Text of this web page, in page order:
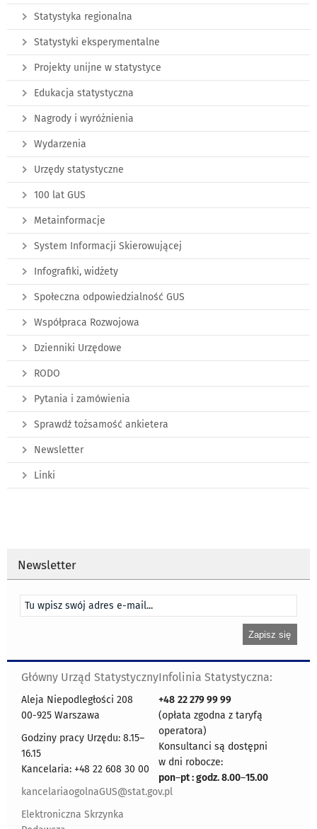
Statystyka regionalna
Statystyki eksperymentalne
Projekty unijne w statystyce
Edukacja statystyczna
Nagrody i wyróżnienia
Wydarzenia
Urzędy statystyczne
100 lat GUS
Metainformacje
System Informacji Skierowującej
Infografiki, widżety
Społeczna odpowiedzialność GUS
Współpraca Rozwojowa
Dzienniki Urzędowe
RODO
Pytania i zamówienia
Sprawdź tożsamość ankietera
Newsletter
Linki
Newsletter
Główny Urząd Statystyczny
Aleja Niepodległości 208
00-925 Warszawa
Godziny pracy Urzędu: 8.15–
16.15
Kancelaria: +48 22 608 30 00
kancelariaogolnaGUS@stat.gov.pl
Elektroniczna Skrzynka
Infolinia Statystyczna:
+48 22 279 99 99
(opłata zgodna z taryfą
operatora)
Konsultanci są dostępni
w dni robocze:
pon–pt : godz. 8.00–15.00